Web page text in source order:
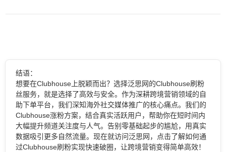
结语：
想要在Clubhouse上脱颖而出？选择泛思网的Clubhouse刷粉
丝服务，就是选择了高效与安全。作为深耕跨境营销领域的自
助下单平台，我们深知海外社交媒体推广的核心痛点。我们的
Clubhouse涨粉方案，结合真实活跃用户，帮助你在短时间内
大幅提升频道关注度与人气。告别零基础起步的尴尬，用真实
数据吸引更多自然流量。现在就访问泛思网，点击了解如何通
过Clubhouse刷粉实现快速破圈，让跨境营销变得简单高效！